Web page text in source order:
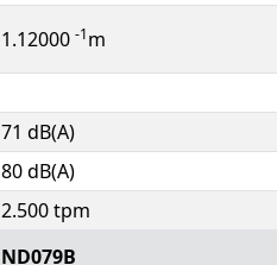
1.12000 -1m
71 dB(A)
80 dB(A)
2.500 tpm
ND079B